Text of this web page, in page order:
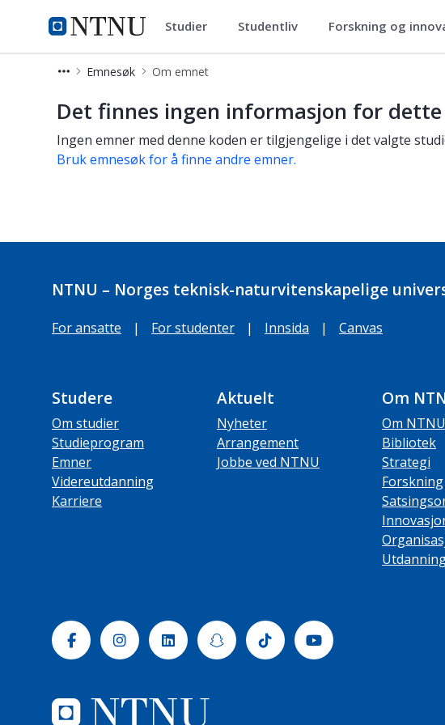
NTNU Hjemmeside
Studier Studier Studentliv Forskning og
Emnesøk Om emnet
Om emnetDet finnes ingen informasjon for
Ingen emner med denne koden er tilgjengelige i det valgte
Bruk emnesøk for å finne andre emner.
NTNU – Norges teknisk-naturvitenskapelige
For ansatte | For studenter | Innsida | Canvas
Studere
Om studier
Studieprogram
Emner
Videreutdanning
Karriere
Aktuelt
Nyheter
Arrangement
Jobbe ved NTNU
Om
Om NTNU
Bibliotek
Strategi
Forskning
FacebookInstagramLinkedinSnapchatTiktok Youtube